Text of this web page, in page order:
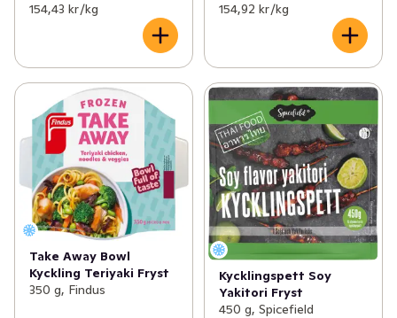
154,43 kr /kg 154,92 kr /kg
Take Away Bowl
Kyckling Teriyaki Fryst
350 g, Findus
Kycklingspett Soy
Yakitori Fryst
450 g, Spicefield